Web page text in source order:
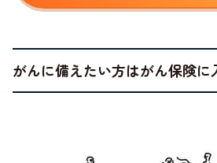
がんに備えたい方はがん保険に